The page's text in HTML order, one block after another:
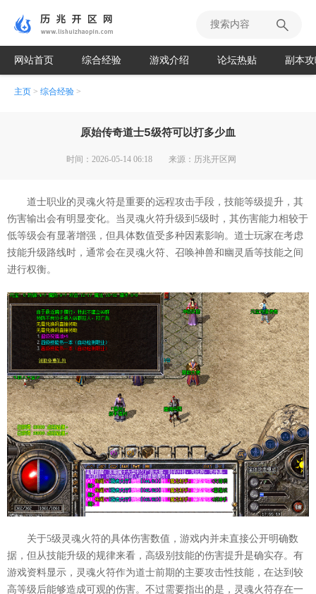
网站首页 综合经验 游戏介绍 论坛热贴 副本
主页 > 综合经验 >
原始传奇道士5级符可以打多少血
时间：2026-05-14 06:18 来源：历兆开区网
道士职业的灵魂火符是重要的远程攻击手段，技能等级提升，其
伤害输出会有明显变化。当灵魂火符升级到5级时，其伤害能力相较于
低等级会有显著增强，但具体数值受多种因素影响。道士玩家在考虑
技能升级路线时，通常会在灵魂火符、召唤神兽和幽灵盾等技能之间
进行权衡。
关于5级灵魂火符的具体伤害数值，游戏内并未直接公开明确数
据，但从技能升级的规律来看，高级别技能的伤害提升是确实存。有
游戏资料显示，灵魂火符作为道士前期的主要攻击性技能，在达到较
高等级后能够造成可观的伤害。不过需要指出的是，灵魂火符存在一